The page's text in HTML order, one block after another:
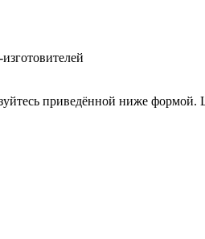
приведённой ниже формой.